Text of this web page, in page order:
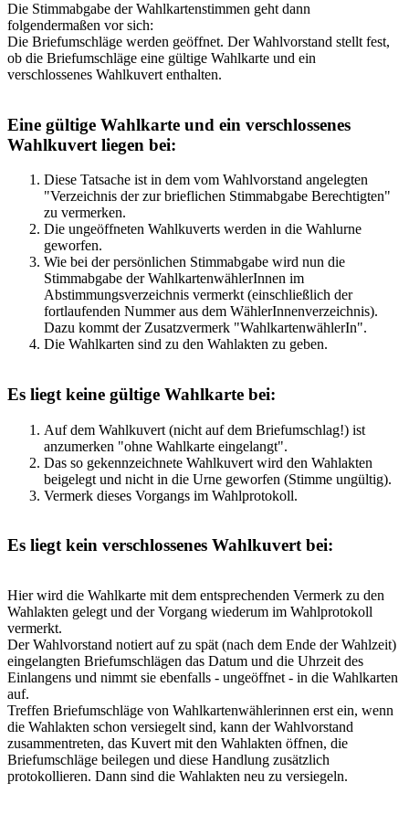
Die Stimmabgabe der Wahlkartenstimmen geht dann
folgendermaßen vor sich:
Die Briefumschläge werden geöffnet. Der Wahlvorstand stellt fest,
ob die Briefumschläge eine gültige Wahlkarte und ein
verschlossenes Wahlkuvert enthalten.
Eine gültige Wahlkarte und ein verschlossenes
Wahlkuvert liegen bei:
Diese Tatsache ist in dem vom Wahlvorstand angelegten
"Verzeichnis der zur brieflichen Stimmabgabe Berechtigten"
zu vermerken.
Die ungeöffneten Wahlkuverts werden in die Wahlurne
geworfen.
Wie bei der persönlichen Stimmabgabe wird nun die
Stimmabgabe der WahlkartenwählerInnen im
Abstimmungsverzeichnis vermerkt (einschließlich der
fortlaufenden Nummer aus dem WählerInnenverzeichnis).
Dazu kommt der Zusatzvermerk "WahlkartenwählerIn".
Die Wahlkarten sind zu den Wahlakten zu geben.
Es liegt keine gültige Wahlkarte bei:
Auf dem Wahlkuvert (nicht auf dem Briefumschlag!) ist
anzumerken "ohne Wahlkarte eingelangt".
Das so gekennzeichnete Wahlkuvert wird den Wahlakten
beigelegt und nicht in die Urne geworfen (Stimme ungültig).
Vermerk dieses Vorgangs im Wahlprotokoll.
Es liegt kein verschlossenes Wahlkuvert bei:
Hier wird die Wahlkarte mit dem entsprechenden Vermerk zu den
Wahlakten gelegt und der Vorgang wiederum im Wahlprotokoll
vermerkt.
Der Wahlvorstand notiert auf zu spät (nach dem Ende der Wahlzeit)
eingelangten Briefumschlägen das Datum und die Uhrzeit des
Einlangens und nimmt sie ebenfalls - ungeöffnet - in die Wahlkarten
auf.
Treffen Briefumschläge von Wahlkartenwählerinnen erst ein, wenn
die Wahlakten schon versiegelt sind, kann der Wahlvorstand
zusammentreten, das Kuvert mit den Wahlakten öffnen, die
Briefumschläge beilegen und diese Handlung zusätzlich
protokollieren. Dann sind die Wahlakten neu zu versiegeln.